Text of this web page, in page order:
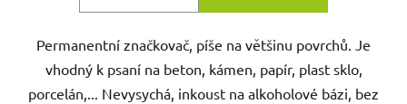
Permanentní značkovač, píše na většinu povrchů. Je
vhodný k psaní na beton, kámen, papír, plast sklo,
porcelán,... Nevysychá, inkoust na alkoholové bázi, bez